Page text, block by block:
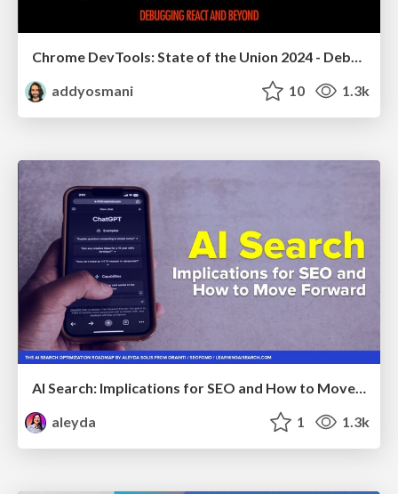
Chrome DevTools: State of the Union 2024 - Debugging React & Beyond
addyosmani
10 1.3k
AI Search: Implications for SEO and How to Move Forward - #ShenzhenSEOConference
aleyda
1 1.3k